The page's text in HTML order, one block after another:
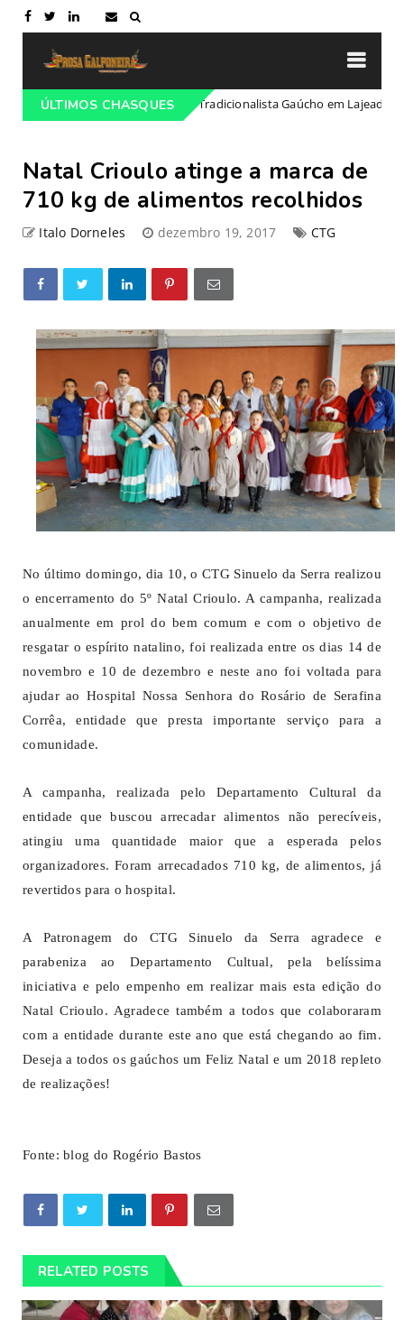
ÚLTIMOS CHASQUES
do 68º Congresso Tradicionalista Gaúcho em Lajeado-RS
Natal Crioulo atinge a marca de
710 kg de alimentos recolhidos
Italo Dorneles dezembro 19, 2017 CTG
No último domingo, dia 10, o CTG Sinuelo da Serra realizou
o encerramento do 5º Natal Crioulo. A campanha, realizada
anualmente em prol do bem comum e com o objetivo de
resgatar o espírito natalino, foi realizada entre os dias 14 de
novembro e 10 de dezembro e neste ano foi voltada para
ajudar ao Hospital Nossa Senhora do Rosário de Serafina
Corrêa, entidade que presta importante serviço para a
comunidade.
A campanha, realizada pelo Departamento Cultural da
entidade que buscou arrecadar alimentos não perecíveis,
atingiu uma quantidade maior que a esperada pelos
organizadores. Foram arrecadados 710 kg, de alimentos, já
revertidos para o hospital.
A Patronagem do CTG Sinuelo da Serra agradece e
parabeniza ao Departamento Cultual, pela belíssima
iniciativa e pelo empenho em realizar mais esta edição do
Natal Crioulo. Agradece também a todos que colaboraram
com a entidade durante este ano que está chegando ao fim.
Deseja a todos os gaúchos um Feliz Natal e um 2018 repleto
de realizações!
Fonte: blog do Rogério Bastos
RELATED POSTS